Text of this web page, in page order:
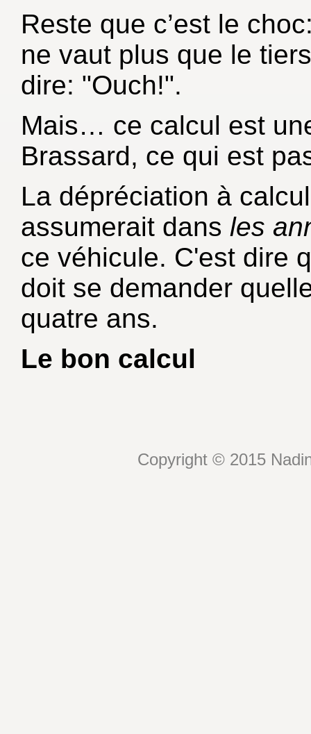
Reste que c’est le
ne vaut plus que le
dire: "Ouch!".
Mais… ce calcul est
Brassard, ce qui est
La dépréciation à
assumerait dans les
ce véhicule. C'est dire
doit se demander
quatre ans.
Le bon calcul
Copyright © 2015